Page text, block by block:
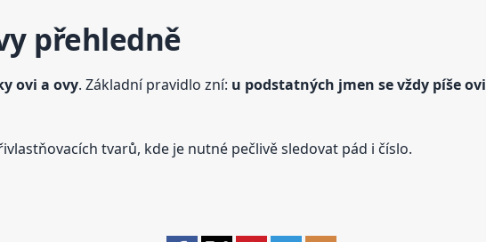
přehledně
ovi a ovy. Základní pravidlo zní: u podstatných jmen se vždy píše ovi
tvarů, kde je nutné pečlivě sledovat pád i číslo.